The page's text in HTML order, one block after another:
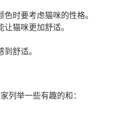
时要考虑猫咪的性格。
猫咪更加舒适。
舒适。
列举一些有趣的和：